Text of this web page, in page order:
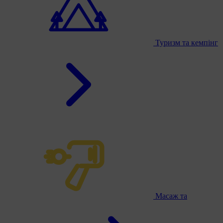
Туризм та кемпінг
Масаж та